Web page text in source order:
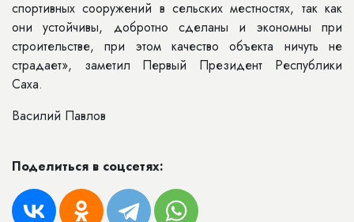
спортивных сооружений в сельских местностях, так как
они устойчивы, добротно сделаны и экономны при
строительстве, при этом качество объекта ничуть не
страдает», заметил Первый Президент Республики
Саха.
Василий Павлов
Поделиться в соцсетях: